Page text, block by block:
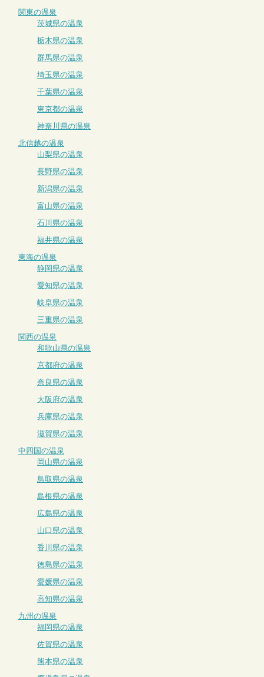
関東の温泉
茨城県の温泉
栃木県の温泉
群馬県の温泉
埼玉県の温泉
千葉県の温泉
東京都の温泉
神奈川県の温泉
北信越の温泉
山梨県の温泉
長野県の温泉
新潟県の温泉
富山県の温泉
石川県の温泉
福井県の温泉
東海の温泉
静岡県の温泉
愛知県の温泉
岐阜県の温泉
三重県の温泉
関西の温泉
和歌山県の温泉
京都府の温泉
奈良県の温泉
大阪府の温泉
兵庫県の温泉
滋賀県の温泉
中四国の温泉
岡山県の温泉
鳥取県の温泉
島根県の温泉
広島県の温泉
山口県の温泉
香川県の温泉
徳島県の温泉
愛媛県の温泉
高知県の温泉
九州の温泉
福岡県の温泉
佐賀県の温泉
熊本県の温泉